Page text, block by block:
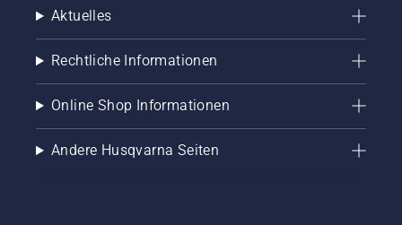
Aktuelles
Rechtliche Informationen
Online Shop Informationen
Andere Husqvarna Seiten